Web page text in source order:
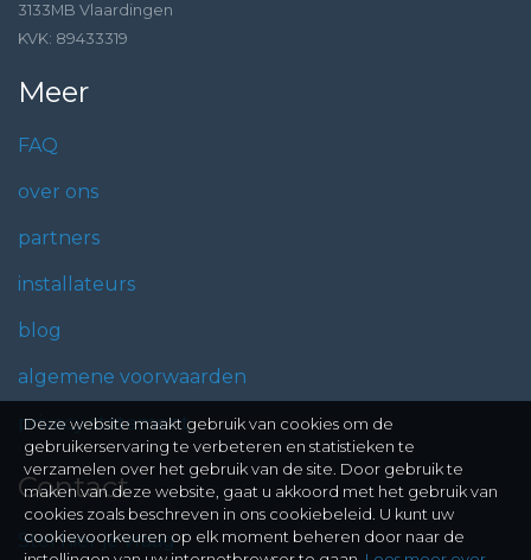
3133MB Vlaardingen
KVK: 89433319
Meer
FAQ
over ons
partners
installateurs
blog
algemene voorwaarden
privacy statement
Contact
Stel hier je vraag
Deze website maakt gebruik van cookies om de
gebruikerservaring te verbeteren en statistieken te
verzamelen over het gebruik van de site. Door gebruik te
maken van deze website, gaat u akkoord met het gebruik van
cookies zoals beschreven in ons cookiebeleid. U kunt uw
cookievoorkeuren op elk moment beheren door naar de